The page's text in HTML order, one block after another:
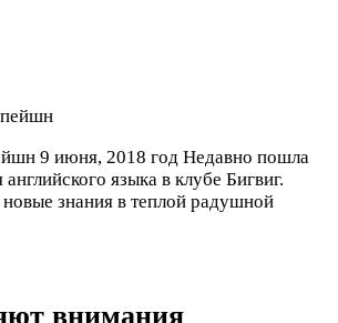
9 июня, 2018 год Недавно пошла
языка в клубе Бигвиг.
знания в теплой радушной
внимания